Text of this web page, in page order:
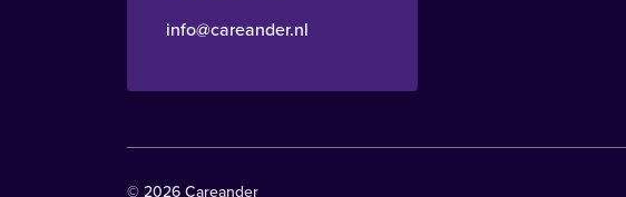
info@careander.nl
© 2026 Careander